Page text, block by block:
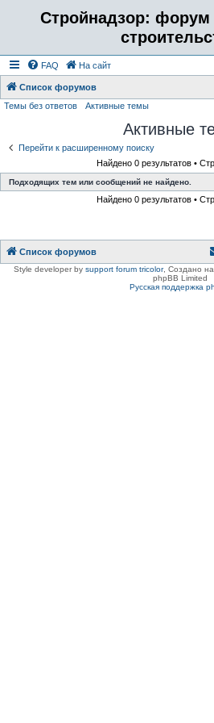
Стройнадзор: форум
FAQ На сайт
Список форумов
Темы без ответов Активные темы
Активные
Перейти к расширенному поиску
Найдено 0 результатов •
Подходящих тем или сообщений не найдено.
Найдено 0 результатов •
Список форумов
Style developer by support forum tricolor, Создано
phpBB Limited
Русская поддержка